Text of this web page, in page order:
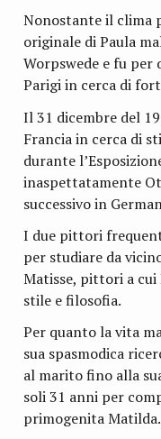
Nonostante il clima
originale di Paula
Worpswede e fu per
Parigi in cerca di
Il 31 dicembre del
Francia in cerca di
durante
inaspettatamente
successivo in
I due pittori
per studiare da
Matisse, pittori a
stile e filosofia.
Per quanto la vita
sua spasmodica
al marito fino alla
soli 31 anni per
primogenita Matilda.